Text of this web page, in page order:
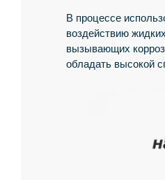
В процессе
воздействию
вызывающих
обладать высокой